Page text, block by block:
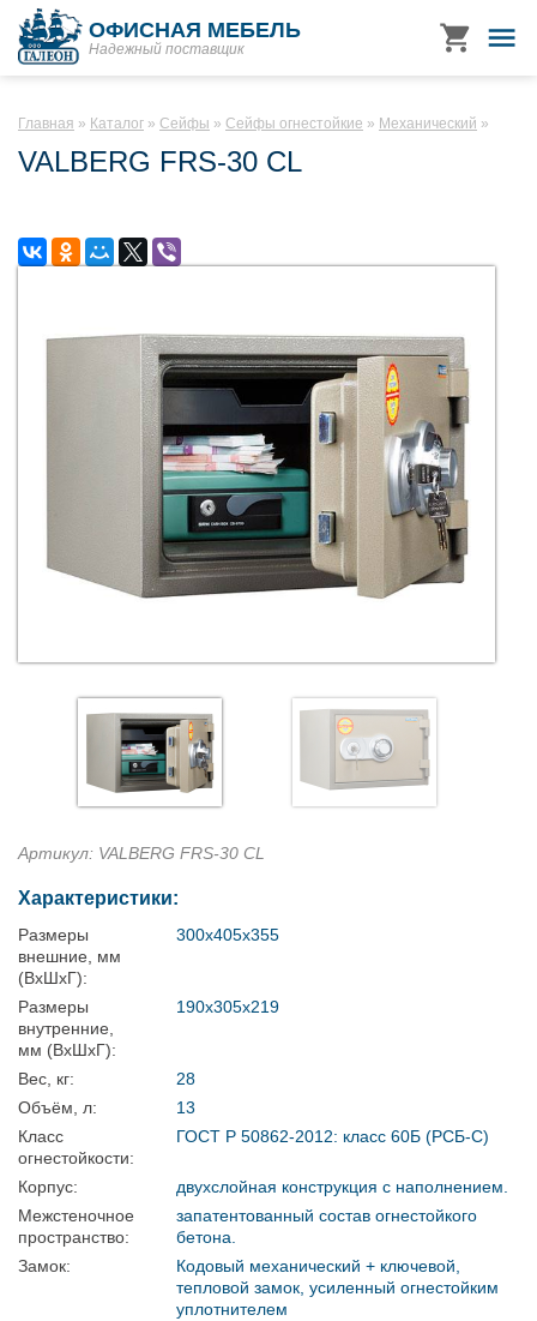
ОФИСНАЯ МЕБЕЛЬ
Надежный поставщик
Главная Каталог Сейфы Сейфы огнестойкие Механический
VALBERG FRS-30 CL
Артикул: VALBERG FRS-30 CL
Характеристики:
Размеры
внешние, мм
(ВхШхГ):
300x405x355
Размеры
внутренние,
мм (ВхШхГ):
190x305x219
Вес, кг:
28
Объём, л:
13
Класс
огнестойкости:
ГОСТ Р 50862-2012: класс 60Б (РСБ-С)
Корпус:
двухслойная конструкция с наполнением.
Межстеночное
пространство:
запатентованный состав огнестойкого
бетона.
Замок:
Кодовый механический + ключевой,
тепловой замок, усиленный огнестойким
уплотнителем